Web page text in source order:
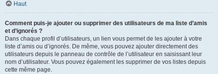
Haut
Comment puis-je ajouter ou supprimer des utilisateurs de ma liste d’amis
et d’ignorés ?
Dans chaque profil d’utilisateurs, un lien vous permet de les ajouter à votre
liste d’amis ou d’ignorés. De même, vous pouvez ajouter directement des
utilisateurs depuis le panneau de contrôle de l’utilisateur en saisissant leur
nom d’utilisateur. Vous pouvez également les supprimer de vos listes depuis
cette même page.